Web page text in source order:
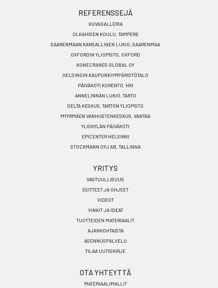
REFERENSSEJÄ
KUVAGALLERIA
OLKAHISEN KOULU, TAMPERE
SAARENMAAN KANSALLINEN LUKIO, SAARENMAA
OXFORDIN YLIOPISTO, OXFORD
KONECRANES GLOBAL OY
HELSINGIN KAUPUNKIYMPÄRISTÖTALO
PÄIVÄKOTI KORENTO, HKI
ANNELINNAN LUKIO, TARTO
DELTA KESKUS, TARTON YLIOPISTO
MYYRMÄEN VANHUSTENKESKUS, VANTAA
YLISKYLÄN PÄIVÄKOTI
EPICENTER HELSINKI
STOCKMANN OYJ AB, TALLINNA
YRITYS
VASTUULLISUUS
ESITTEET JA OHJEET
VIDEOT
VINKIT JA IDEAT
TUOTTEIDEN MATERIAALIT
AJANKOHTAISTA
ASENNUSPALVELU
TILAA UUTISKIRJE
OTA YHTEYTTÄ
MATERIAALIMALLIT